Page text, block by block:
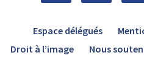
Espace délégués
Droit à l’image
Nous